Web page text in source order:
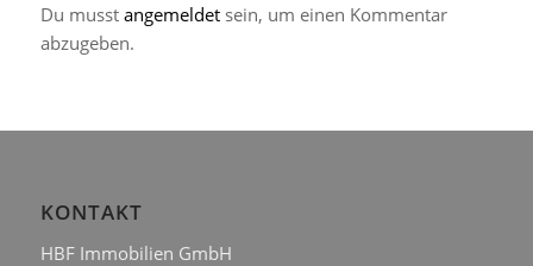
Du musst angemeldetsein, um einen Kommentar
abzugeben.
KONTAKT
HBF Immobilien GmbH